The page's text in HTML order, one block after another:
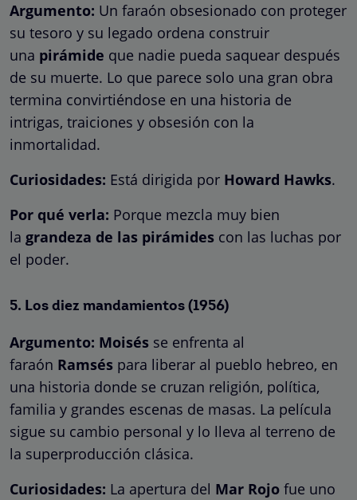
Argumento: Un faraón obsesionado con proteger
su tesoro y su legado ordena construir
una pirámide que nadie pueda saquear después
de su muerte. Lo que parece solo una gran obra
termina convirtiéndose en una historia de
intrigas, traiciones y obsesión con la
inmortalidad.
Curiosidades: Está dirigida por Howard Hawks.
Por qué verla: Porque mezcla muy bien
la grandeza de las pirámides con las luchas por
el poder.
5. Los diez mandamientos (1956)
Argumento: Moisés se enfrenta al
faraón Ramsés para liberar al pueblo hebreo, en
una historia donde se cruzan religión, política,
familia y grandes escenas de masas. La película
sigue su cambio personal y lo lleva al terreno de
la superproducción clásica.
Curiosidades: La apertura del Mar Rojo fue uno